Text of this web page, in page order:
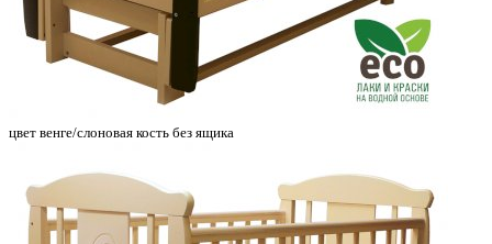
цвет венге/слоновая кость без ящика